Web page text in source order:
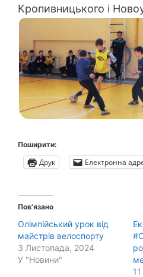
Кропивницького і
Поширити:
Друк Електронна
Пов’язано
Олімпійський урок від
майстрів велоспорту
3 Листопада, 2024
У "Новини"